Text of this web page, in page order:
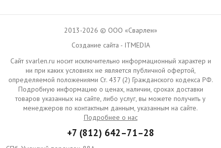
2013-2026 © ООО «Сварлен»
Создание сайта - ITMEDIA
Сайт svarlen.ru носит исключительно информационный характер и
ни при каких условиях не является публичной офертой,
определяемой положениями Ст. 437 (2) Гражданского кодекса РФ.
Подробную информацию о ценах, наличии, сроках доставки
товаров указанных на сайте, либо услуг, вы можете получить у
менеджеров по контактным данным, указанным на сайте.
Подробнее о нас
+7 (812) 642–71–28